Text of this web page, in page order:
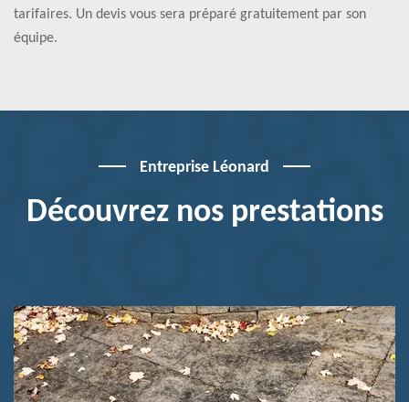
tarifaires. Un devis vous sera préparé gratuitement par son
équipe.
Entreprise Léonard
Découvrez nos prestations